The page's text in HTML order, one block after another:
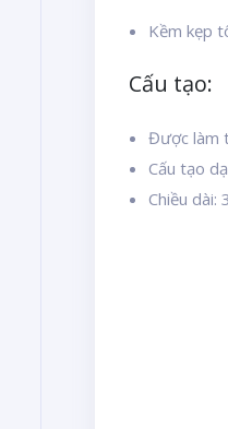
Kềm kẹp
Cấu tạo:
Được làm
Cấu tạo
Chiều